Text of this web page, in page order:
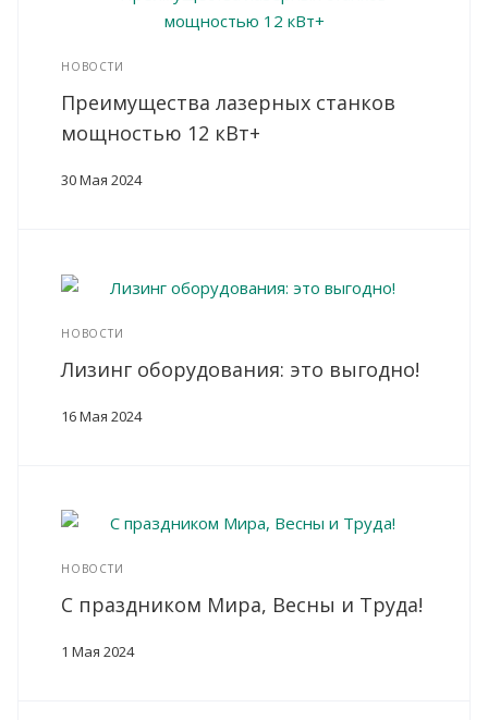
НОВОСТИ
Преимущества лазерных станков
мощностью 12 кВт+
30 Мая 2024
НОВОСТИ
Лизинг оборудования: это выгодно!
16 Мая 2024
НОВОСТИ
С праздником Мира, Весны и Труда!
1 Мая 2024